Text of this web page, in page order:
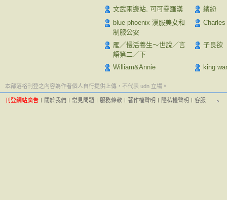
文武兩邊站, 可可疊羅漢
繽紛
blue phoenix 漢服美女和
制服公安
Charles
雁／慢活養生～世說／言
語第二／下
子良欲
William&Annie king
本部落格刊登之內容為作者個人自行提供上傳，不代表 udn 立場。
刊登網站廣告 關於我們 常見問題 服務條款 著作權聲明 隱私權聲明 客服